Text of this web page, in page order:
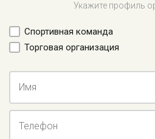
Укажите профиль
Спортивная команда
Торговая организация
Имя
Телефон